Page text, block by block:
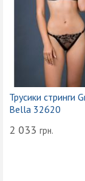
Трусики стринги
Bella 32620
2 033 грн.